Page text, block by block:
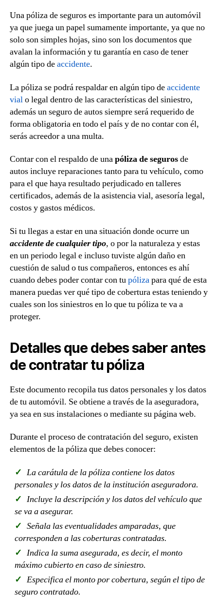
Una póliza de seguros es importante para un automóvil
ya que juega un papel sumamente importante, ya que no
solo son simples hojas, sino son los documentos que
avalan la información y tu garantía en caso de tener
algún tipo deaccidente.
La póliza se podrá respaldar en algún tipo deaccidente
vialo legal dentro de las características del siniestro,
además un seguro de autos siempre será requerido de
forma obligatoria en todo el país y de no contar con él,
serás acreedor a una multa.
Contar con el respaldo de unapóliza de segurosde
autos incluye reparaciones tanto para tu vehículo, como
para el que haya resultado perjudicado en talleres
certificados, además de la asistencia vial, asesoría legal,
costos y gastos médicos.
Si tu llegas a estar en una situación donde ocurre un
accidente de cualquier tipo, o por la naturaleza y estas
en un periodo legal e incluso tuviste algún daño en
cuestión de salud o tus compañeros, entonces es ahí
cuando debes poder contar con tupólizapara qué de esta
manera puedas ver qué tipo de cobertura estas teniendo y
cuales son los siniestros en lo que tu póliza te va a
proteger.
Detalles que debes saber antes
de contratar tu póliza
Este documento recopila tus datos personales y los datos
de tu automóvil. Se obtiene a través de la aseguradora,
ya sea en sus instalaciones o mediante su página web.
Durante el proceso de contratación del seguro, existen
elementos de la póliza que debes conocer:
La carátula de la póliza contiene los datos
personales y los datos de la institución aseguradora.
Incluye la descripción y los datos del vehículo que
se va a asegurar.
Señala las eventualidades amparadas, que
corresponden a las coberturas contratadas.
Indica la suma asegurada, es decir, el monto
máximo cubierto en caso de siniestro.
Especifica el monto por cobertura, según el tipo de
seguro contratado.